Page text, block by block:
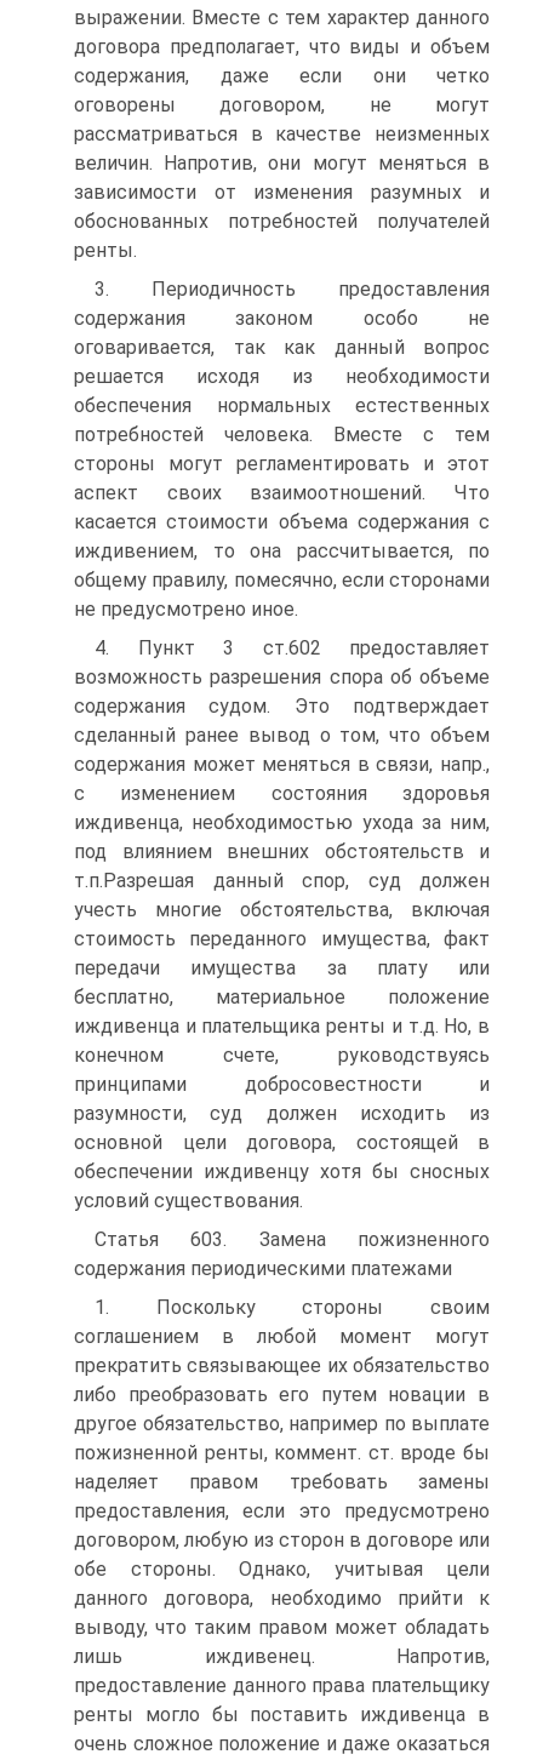
выражении. Вместе с тем характер данного
договора предполагает, что виды и объем
содержания, даже если они четко
оговорены договором, не могут
рассматриваться в качестве неизменных
величин. Напротив, они могут меняться в
зависимости от изменения разумных и
обоснованных потребностей получателей
ренты.
3. Периодичность предоставления
содержания законом особо не
оговаривается, так как данный вопрос
решается исходя из необходимости
обеспечения нормальных естественных
потребностей человека. Вместе с тем
стороны могут регламентировать и этот
аспект своих взаимоотношений. Что
касается стоимости объема содержания с
иждивением, то она рассчитывается, по
общему правилу, помесячно, если сторонами
не предусмотрено иное.
4. Пункт 3 ст.602 предоставляет
возможность разрешения спора об объеме
содержания судом. Это подтверждает
сделанный ранее вывод о том, что объем
содержания может меняться в связи, напр.,
с изменением состояния здоровья
иждивенца, необходимостью ухода за ним,
под влиянием внешних обстоятельств и
т.п.Разрешая данный спор, суд должен
учесть многие обстоятельства, включая
стоимость переданного имущества, факт
передачи имущества за плату или
бесплатно, материальное положение
иждивенца и плательщика ренты и т.д. Но, в
конечном счете, руководствуясь
принципами добросовестности и
разумности, суд должен исходить из
основной цели договора, состоящей в
обеспечении иждивенцу хотя бы сносных
условий существования.
Статья 603. Замена пожизненного
содержания периодическими платежами
1. Поскольку стороны своим
соглашением в любой момент могут
прекратить связывающее их обязательство
либо преобразовать его путем новации в
другое обязательство, например по выплате
пожизненной ренты, коммент. ст. вроде бы
наделяет правом требовать замены
предоставления, если это предусмотрено
договором, любую из сторон в договоре или
обе стороны. Однако, учитывая цели
данного договора, необходимо прийти к
выводу, что таким правом может обладать
лишь иждивенец. Напротив,
предоставление данного права плательщику
ренты могло бы поставить иждивенца в
очень сложное положение и даже оказаться